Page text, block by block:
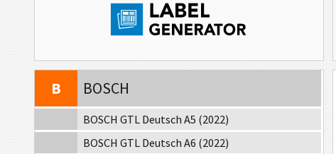
Odette
B
BOSCH
BOSCH GTL Deutsch A5 (2022)
BOSCH GTL Deutsch A6 (2022)